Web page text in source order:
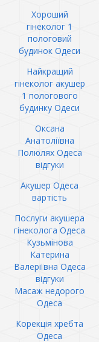
Хороший
гінеколог 1
пологовий
будинок Одеси
Найкращий
гінеколог акушер
1 пологового
будинку Одеси
Оксана
Анатоліївна
Полюлях Одеса
відгуки
Акушер Одеса
вартість
Послуги акушера
гінеколога Одеса
Кузьмінова
Катерина
Валеріївна Одеса
відгуки
Масаж недорого
Одеса
Корекція хребта
Одеса